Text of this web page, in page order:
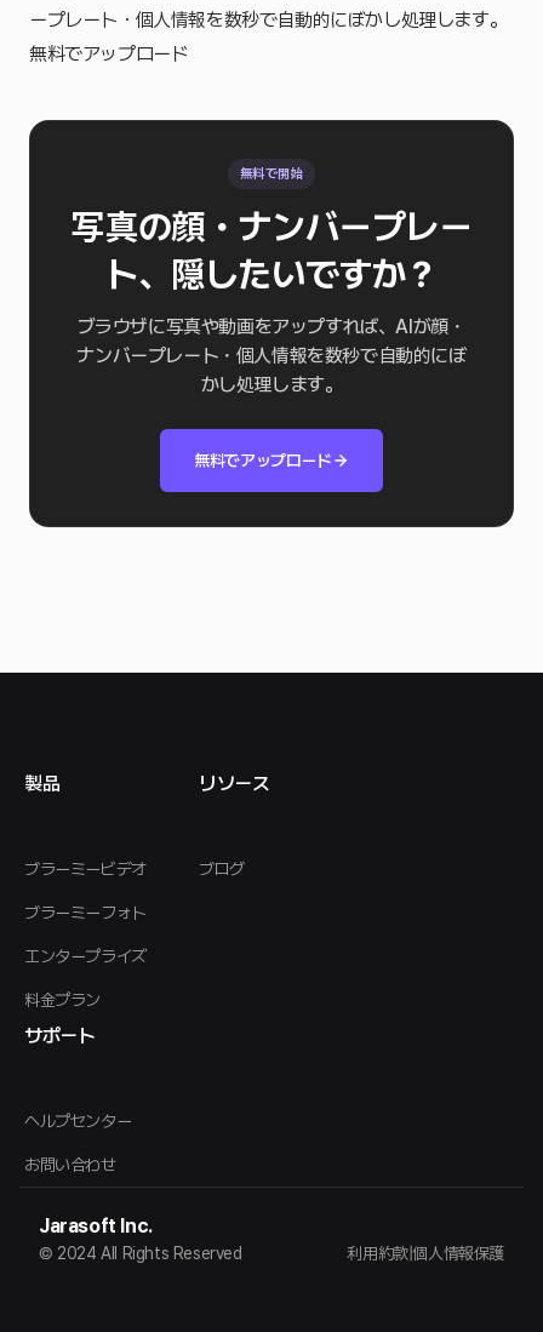
ープレート・個人情報を数秒で自動的にぼかし処理します。
無料でアップロード
無料で開始
写真の顔・ナンバープレー
ト、隠したいですか？
ブラウザに写真や動画をアップすれば、AIが顔・
ナンバープレート・個人情報を数秒で自動的にぼ
かし処理します。
無料でアップロード
製品
ブラーミービデオ
ブラーミーフォト
エンタープライズ
料金プラン
リソース
ブログ
サポート
ヘルプセンター
お問い合わせ
Jarasoft Inc.
© 2024 All Rights Reserved 利用約款|個人情報保護